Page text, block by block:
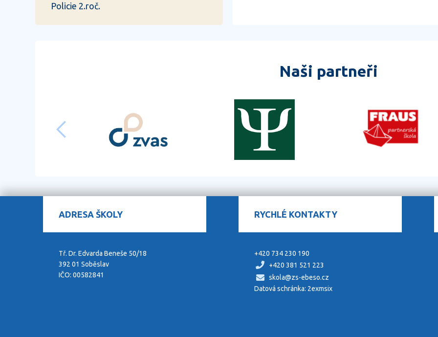
Policie 2.roč.
Naši partneři
ADRESA ŠKOLY
Tř. Dr. Edvarda Beneše 50/18
392 01 Soběslav
IČO: 00582841
RYCHLÉ KONTAKTY
+420 734 230 190
+420 381 521 223
skola@zs-ebeso.cz
Datová schránka: 2exmsix